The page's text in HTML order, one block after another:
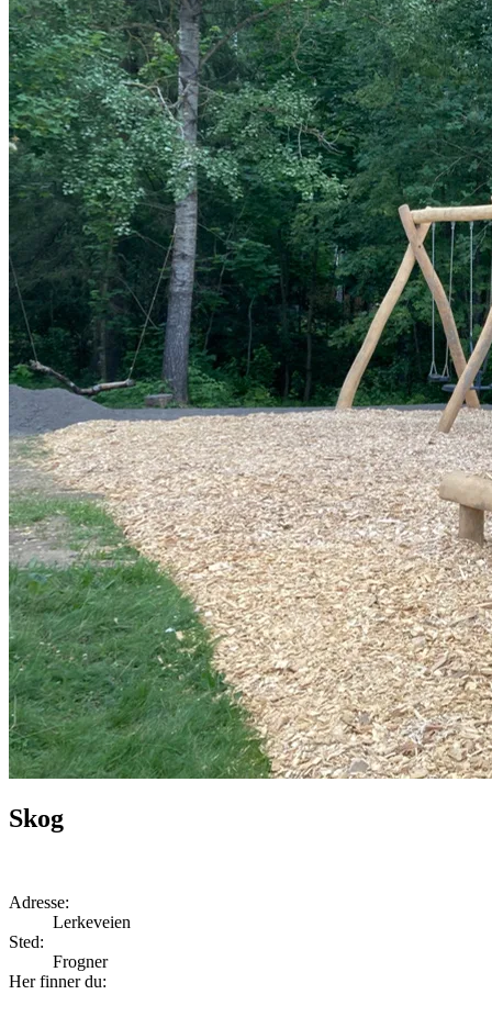
Skog
Adresse:
Lerkeveien
Sted:
Frogner
Her finner du: